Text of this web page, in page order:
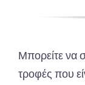
Μπορείτε να
τροφές που